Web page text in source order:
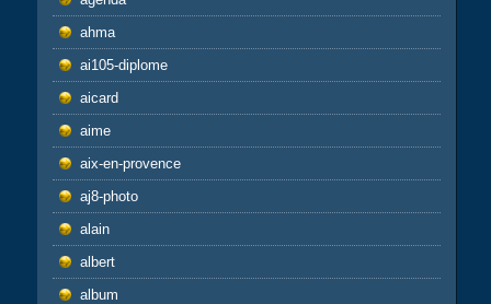
ahma
ai105-diplome
aicard
aime
aix-en-provence
aj8-photo
alain
albert
album